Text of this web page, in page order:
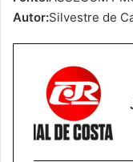
Autor:Silvestre de